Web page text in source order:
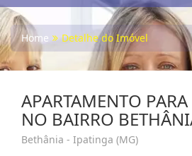
Home Detalhe do Imóvel
APARTAMENTO
NO BAIRRO
Bethânia - Ipatinga (MG)